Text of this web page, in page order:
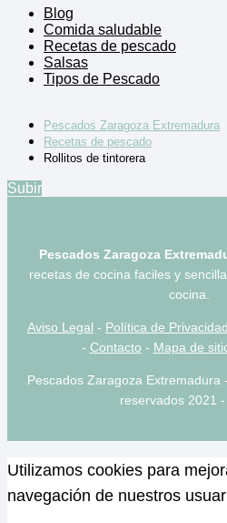
Blog
Comida saludable
Recetas de pescado
Salsas
Tipos de Pescado
Pescados Zaragoza Extremadura
Recetas de pescado
Rollitos de tintorera
Subir
Pescados Zaragoza
recetas de cocina faciles y
cocina.
Aviso Legal - Política de Privacidad
- Contacto - Mapa de
Pescados Zaragoza Extremadura
reservados 2021
Utilizamos cookies para
navegación de nuestros